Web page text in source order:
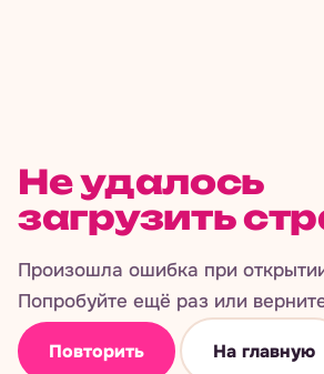
Не удалось
загрузить
Произошла ошибка при
Попробуйте ещё раз или
Повторить На главную